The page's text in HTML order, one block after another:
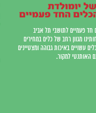
חד פעמיים לתושבי תל אביב
מגוון רחב של כלים במחירים
עשויים באיכות גבוהה ומצטיינים
האותנטי למקור.